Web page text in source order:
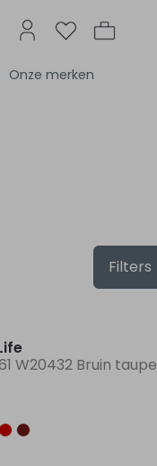
Onze merken
Filters
W20432 Bruin taupe